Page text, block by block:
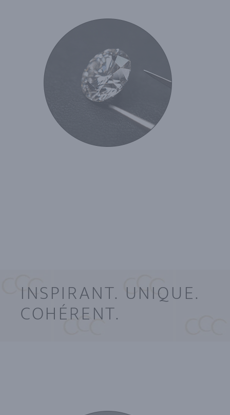
INSPIRANT. UNIQUE.
COHÉRENT.